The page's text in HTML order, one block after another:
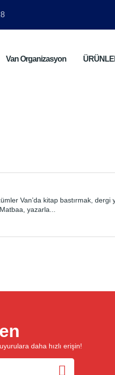
Van Organizasyon
Van’da kitap bastırmak, dergi
yazarla...
daha hızlı erişin!